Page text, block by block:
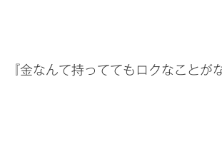
『金なんて持っててもロクなことが